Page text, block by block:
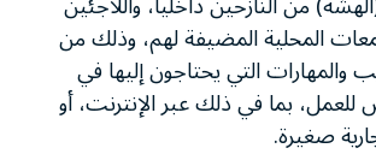
المحلية المضيفة لهم، وذلك من
والمهارات التي يحتاجون إليها في
بما في ذلك عبر الإنترنت، أو
صغيرة.